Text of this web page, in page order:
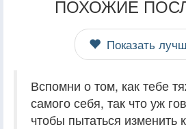
ПОХОЖИЕ
Показать
Вспомни о том, как тебе
самого себя, так что уж
чтобы пытаться изменить